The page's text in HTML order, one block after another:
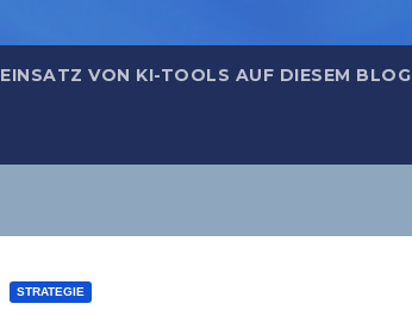
EINSATZ VON KI-TOOLS AUF DIESEM BLOG
STRATEGIE